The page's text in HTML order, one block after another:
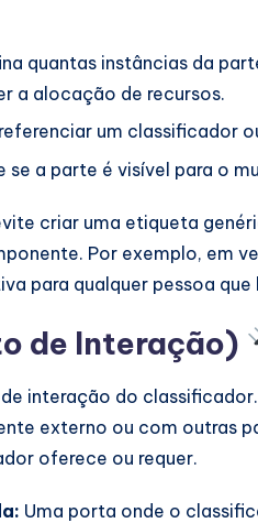
quantas instâncias da
a alocação de recursos.
um classificador
se a parte é visível para o
criar uma etiqueta
Por exemplo, em
para qualquer pessoa
de Interação)
interação do
externo ou com outras
oferece ou requer.
Uma porta onde o